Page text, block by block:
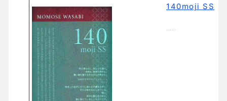
140moji SS
…..